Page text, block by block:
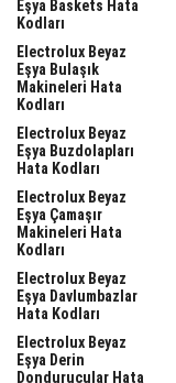
Eşya Baskets Hata
Kodları
Electrolux Beyaz
Eşya Bulaşık
Makineleri Hata
Kodları
Electrolux Beyaz
Eşya Buzdolapları
Hata Kodları
Electrolux Beyaz
Eşya Çamaşır
Makineleri Hata
Kodları
Electrolux Beyaz
Eşya Davlumbazlar
Hata Kodları
Electrolux Beyaz
Eşya Derin
Dondurucular Hata